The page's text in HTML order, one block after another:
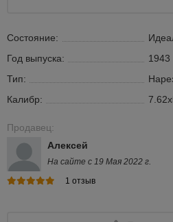
Состояние:
Год выпуска:
1943
Тип:
Калибр:
Продавец:
Алексей
На сайте с 19 Мая 2022 г.
1 отзыв